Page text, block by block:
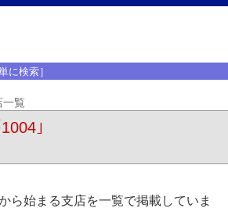
に検索］
一覧
｣
ら始まる支店を一覧で掲載していま